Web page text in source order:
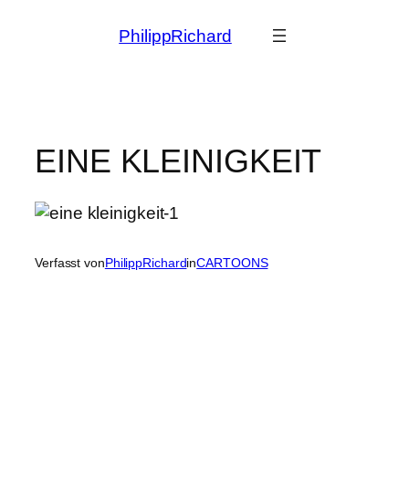
PhilippRichard
EINE KLEINIGKEIT
Verfasst vonPhilippRichardinCARTOONS